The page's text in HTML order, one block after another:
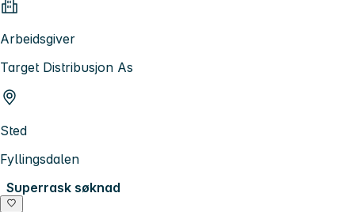
Arbeidsgiver
Target Distribusjon As
Sted
Fyllingsdalen
Superrask søknad